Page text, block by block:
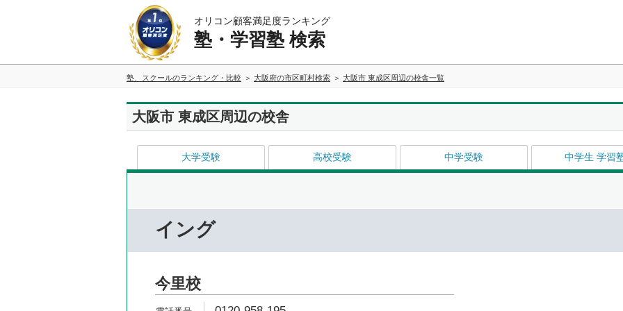
オリコン顧客満足度ランキング
塾・学習塾 検索
塾、スクールのランキング・比較 大阪府の市区町村検索 大阪市 東成区周辺の校舎一覧
大阪市 東成区周辺の校舎
大学受験 高校受験 中学受験 中学生 学習
イング
今里校